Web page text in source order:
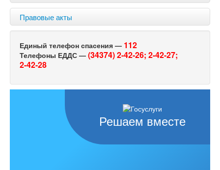
Правовые акты
Единый телефон спасения — 112
Телефоны ЕДДС — (34374) 2-42-26; 2-42-27;
2-42-28
Решаем вместе